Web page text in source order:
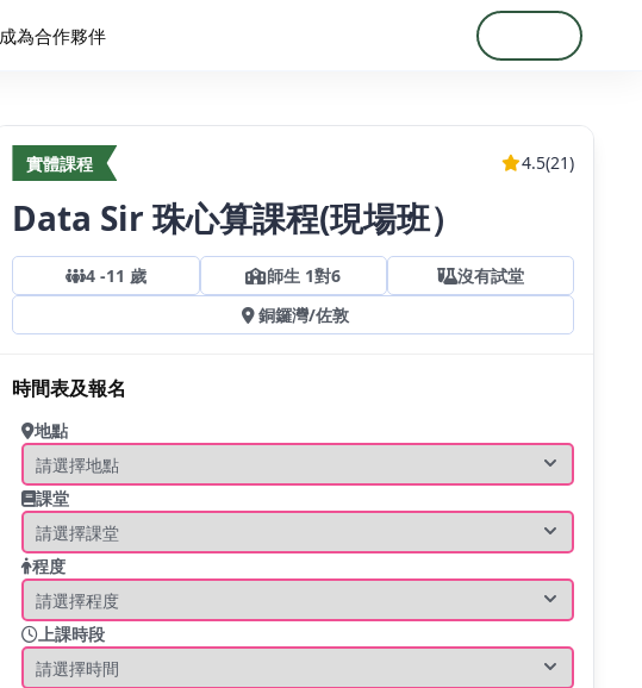
成為合作夥伴
實體課程 4.5(21)
Data Sir 珠心算課程(現場班）
4 -11 歲 師生 1對6
沒有試堂
銅鑼灣/佐敦
時間表及報名
地點
課堂
程度
上課時段